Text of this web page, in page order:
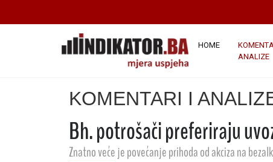
HOME
ANALIZE
KOMENTARI I
Bh. potrošači preferiraju
Znatno veće je povećanje prihoda od akciza na